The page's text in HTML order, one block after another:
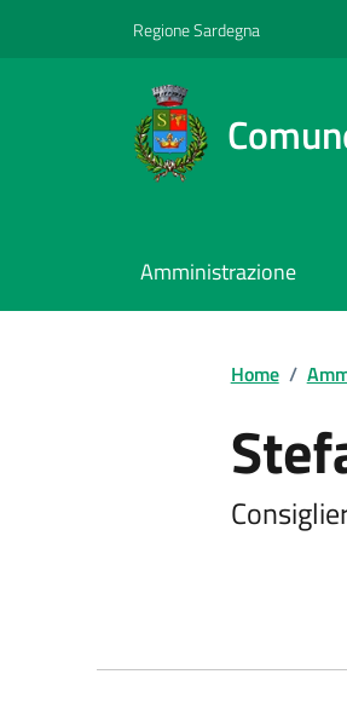
Regione Sardegna
Amministrazione
Home /